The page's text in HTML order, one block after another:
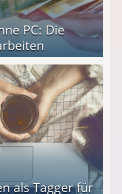
PC: Die
als Tagger für